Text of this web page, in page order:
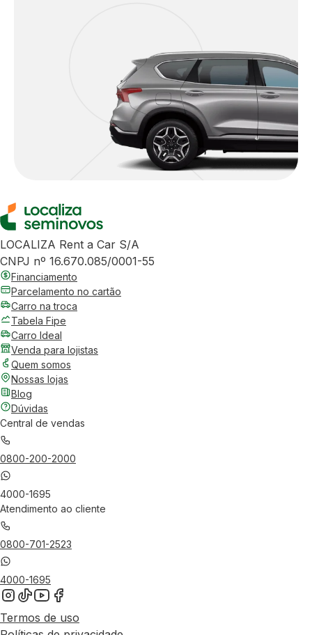
LOCALIZA Rent a Car S/A
CNPJ nº 16.670.085/0001-55
Financiamento
Parcelamento no cartão
Carro na troca
Tabela Fipe
Carro Ideal
Venda para lojistas
Quem somos
Nossas lojas
Blog
Dúvidas
Central de vendas
0800-200-2000
4000-1695
Atendimento ao cliente
0800-701-2523
4000-1695
Termos de uso